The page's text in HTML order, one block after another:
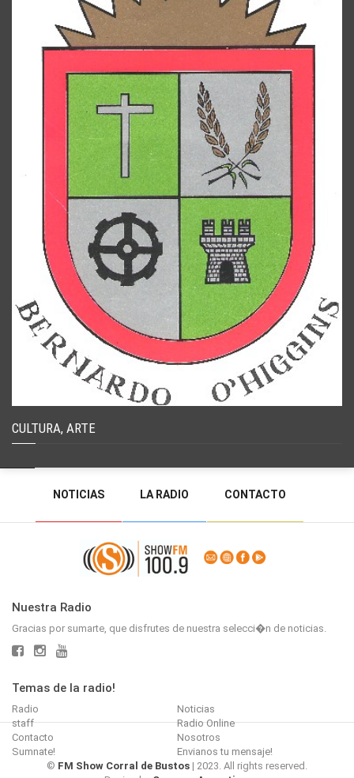
CULTURA, ARTE
NOTICIAS LA RADIO CONTACTO
PROGRAMACIÓN RADIO EN VIVO
DEJAR MENSAJE
Nuestra Radio
Gracias por sumarte, que disfrutes de nuestra selecci�n de noticias.
Temas de la radio!
Radio
Noticias
staff
Radio Online
Contacto
Nosotros
Sumnate!
Envianos tu mensaje!
© FM Show Corral de Bustos | 2023. All rights reserved.